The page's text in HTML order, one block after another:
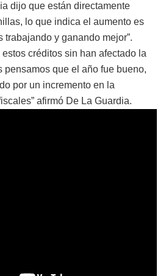
dijo que están directamente
lo que indica el aumento es
trabajando y ganando mejor”.
créditos sin han afectado la
pensamos que el año fue bueno,
por un incremento en la
afirmó De La Guardia.